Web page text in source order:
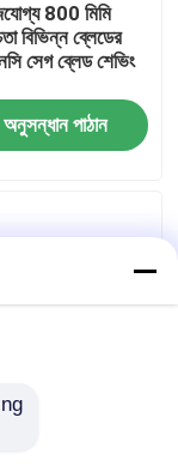
800 মিমি
বিভিন্ন ব্লেডের
সেগ ব্লেড শেভিং
অনুসন্ধান পাঠান